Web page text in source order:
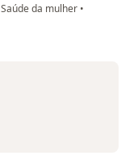
Saúde da mulher •